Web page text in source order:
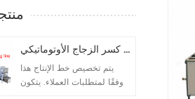
خط كسر الزجاج الأوتوماتيكي
يتم تخصيص خط الإنتاج هذا
وفقًا لمتطلبات العملاء. يتكون